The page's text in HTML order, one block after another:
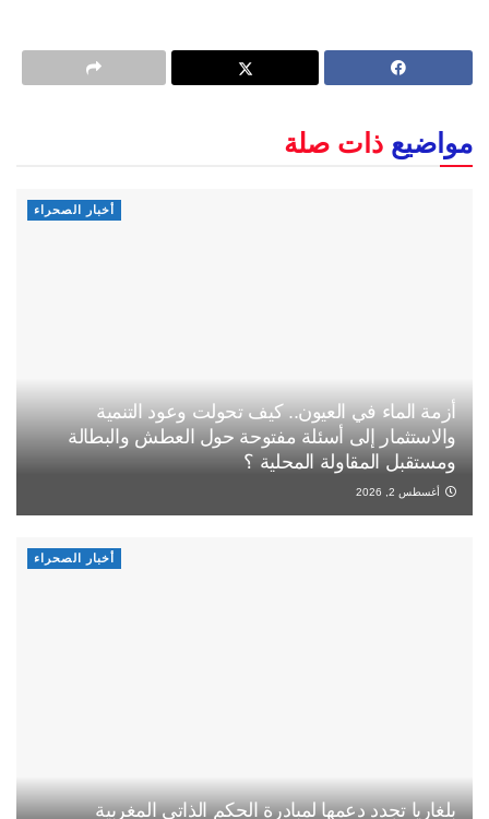
مواضيع ذات صلة
أخبار الصحراء
أزمة الماء في العيون.. كيف تحولت وعود التنمية
والاستثمار إلى أسئلة مفتوحة حول العطش والبطالة
ومستقبل المقاولة المحلية ؟
أغسطس 2, 2026
أخبار الصحراء
بلغاريا تجدد دعمها لمبادرة الحكم الذاتي المغربية